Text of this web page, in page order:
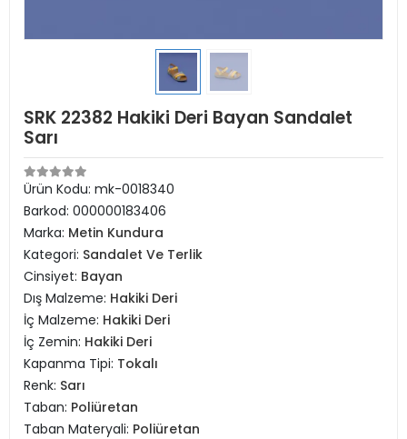
SRK 22382 Hakiki Deri Bayan Sandalet
Sarı
Ürün Kodu: mk-0018340
Barkod: 000000183406
Marka: Metin Kundura
Kategori: Sandalet Ve Terlik
Cinsiyet: Bayan
Dış Malzeme: Hakiki Deri
İç Malzeme: Hakiki Deri
İç Zemin: Hakiki Deri
Kapanma Tipi: Tokalı
Renk: Sarı
Taban: Poliüretan
Taban Materyali: Poliüretan